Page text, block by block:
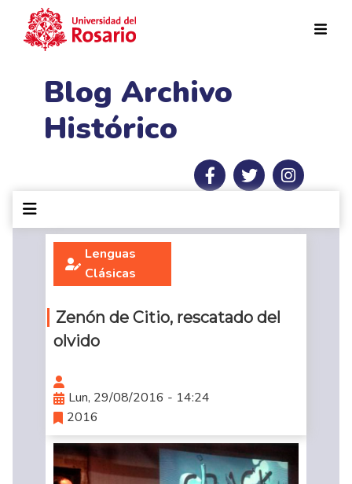
Blog Archivo
Histórico
Lenguas
Clásicas
Zenón de Citio, rescatado del
olvido
Lun, 29/08/2016 - 14:24
2016